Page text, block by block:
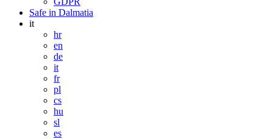
Safe in Dalmatia
it
hr
en
de
it
fr
pl
cs
hu
sl
es